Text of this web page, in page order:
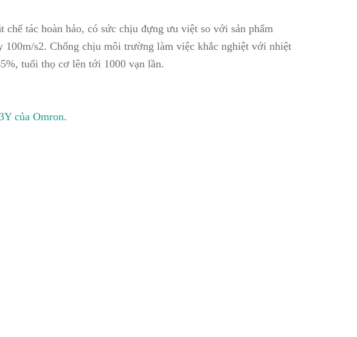
tác hoàn hảo, có sức chịu đựng ưu việt so với sản phẩm
s2. Chống chịu môi trường làm việc khắc nghiệt với nhiệt
tuổi thọ cơ lên tới 1000 vạn lần.
của Omron.